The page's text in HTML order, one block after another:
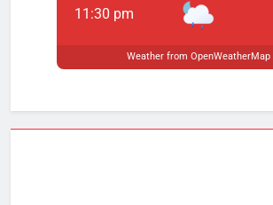
11:30 pm
Weather from OpenWeatherMap